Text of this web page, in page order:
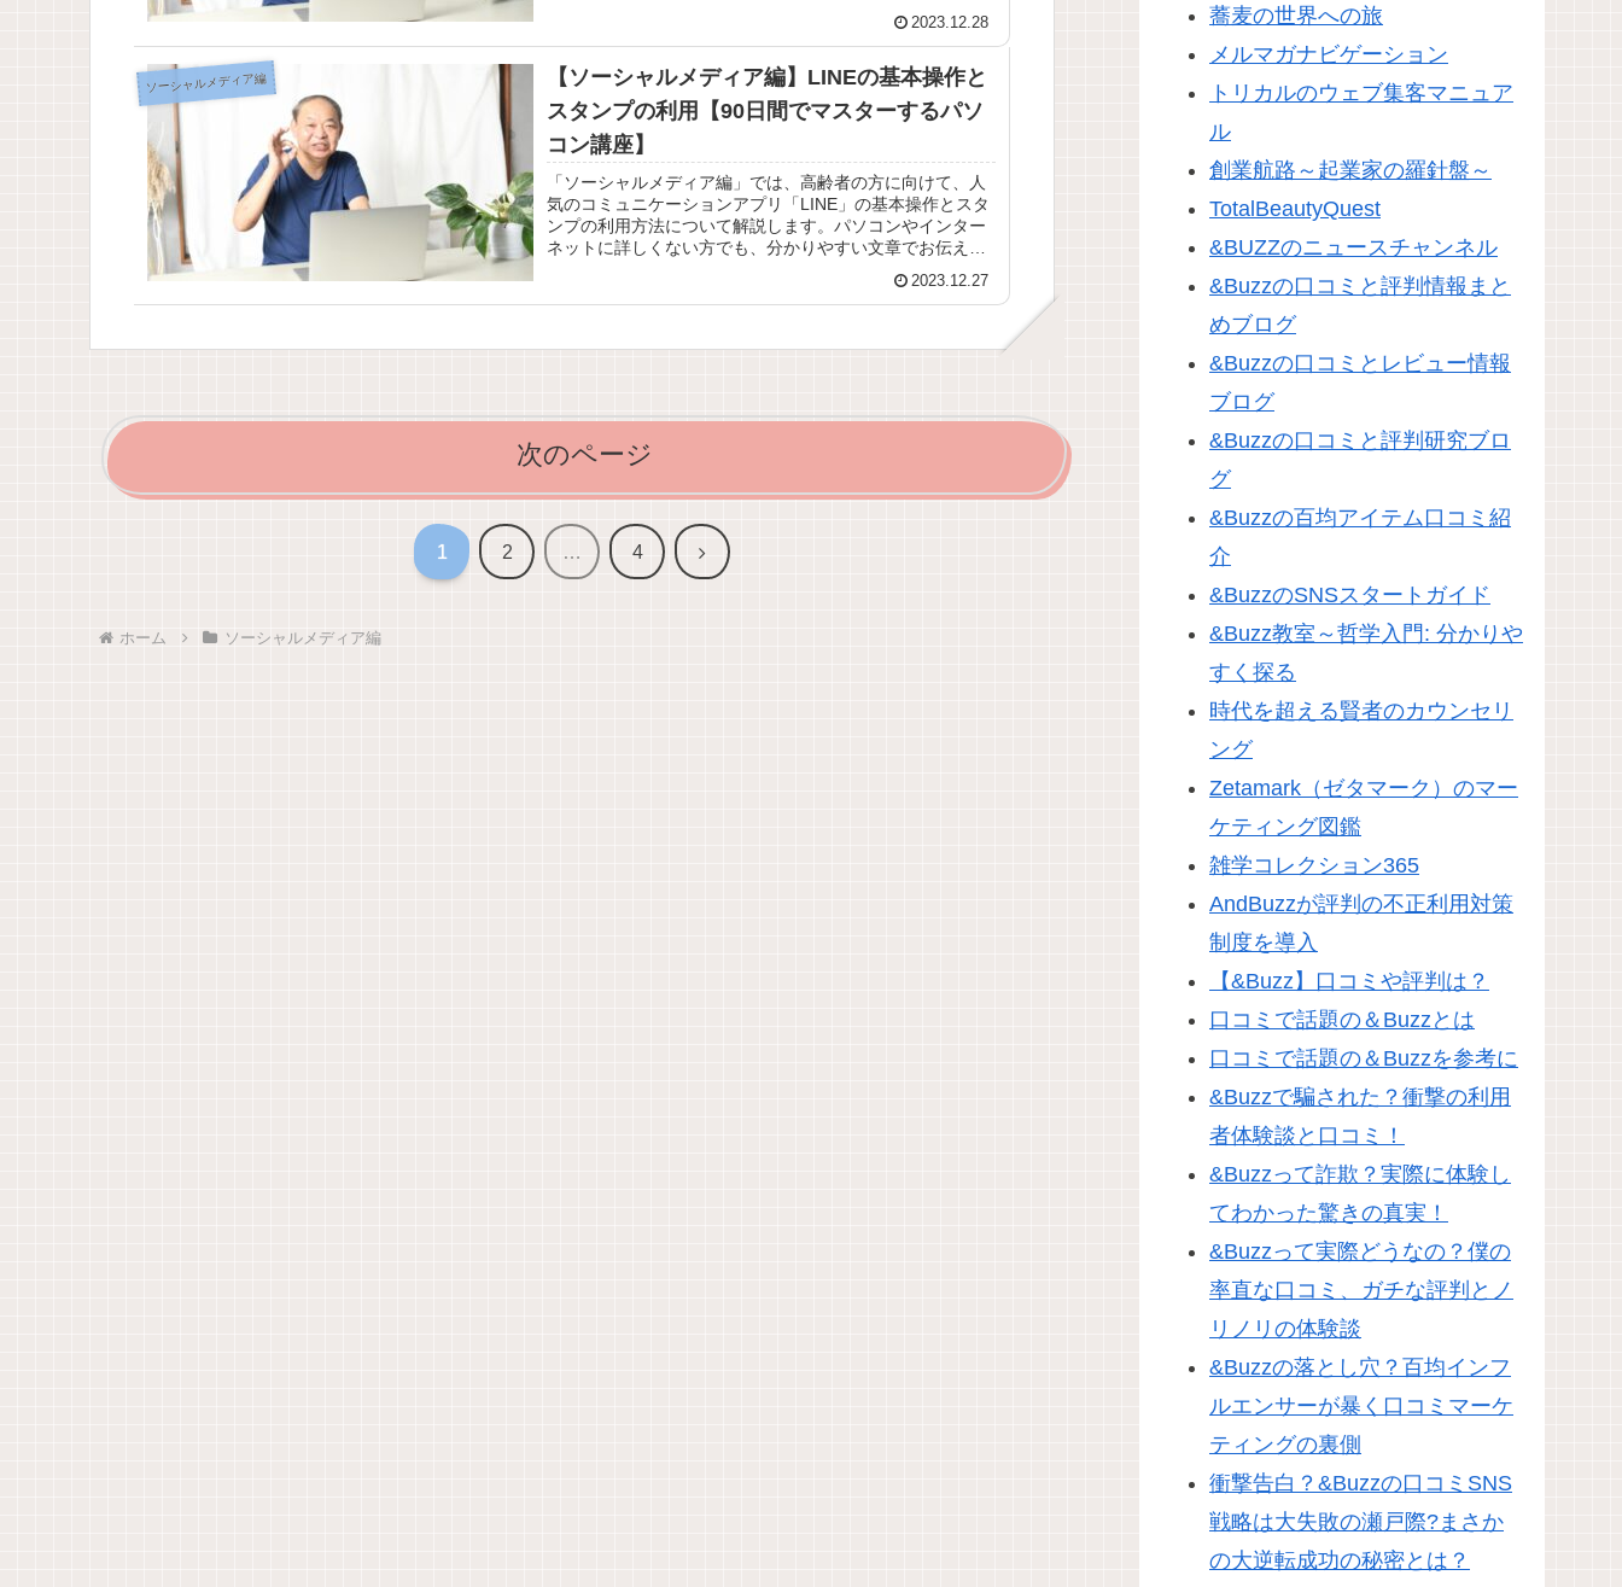
2023.12.28
ソーシャルメディア編
【ソーシャルメディア編】LINEの基本操作と
スタンプの利用【90日間でマスターするパソ
コン講座】
「ソーシャルメディア編」では、高齢者の方に向けて、人
気のコミュニケーションアプリ「LINE」の基本操作とスタ
ンプの利用方法について解説します。パソコンやインター
ネットに詳しくない方でも、分かりやすい文章でお伝えし
2023.12.27
次のページ
1 2 … 4 次
ホーム ソーシャルメディア編
蕎麦の世界への旅
メルマガナビゲーション
トリカルのウェブ集客マニュア
ル
創業航路～起業家の羅針盤～
TotalBeautyQuest
&BUZZのニュースチャンネル
&Buzzの口コミと評判情報まと
めブログ
&Buzzの口コミとレビュー情報
ブログ
&Buzzの口コミと評判研究ブロ
グ
&Buzzの百均アイテム口コミ紹
介
&BuzzのSNSスタートガイド
&Buzz教室～哲学入門: 分かりや
すく探る
時代を超える賢者のカウンセリ
ング
Zetamark（ゼタマーク）のマー
ケティング図鑑
雑学コレクション365
AndBuzzが評判の不正利用対策
制度を導入
【&Buzz】口コミや評判は？
口コミで話題の＆Buzzとは
口コミで話題の＆Buzzを参考に
&Buzzで騙された？衝撃の利用
者体験談と口コミ！
&Buzzって詐欺？実際に体験し
てわかった驚きの真実！
&Buzzって実際どうなの？僕の
率直な口コミ、ガチな評判とノ
リノリの体験談
&Buzzの落とし穴？百均インフ
ルエンサーが暴く口コミマーケ
ティングの裏側
衝撃告白？&Buzzの口コミSNS
戦略は大失敗の瀬戸際?まさか
の大逆転成功の秘密とは？